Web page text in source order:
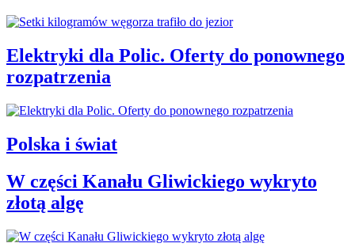
Elektryki dla Polic. Oferty do ponownego
rozpatrzenia
Polska i świat
W części Kanału Gliwickiego wykryto
złotą algę